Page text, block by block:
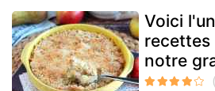
Voici
recettes
notre